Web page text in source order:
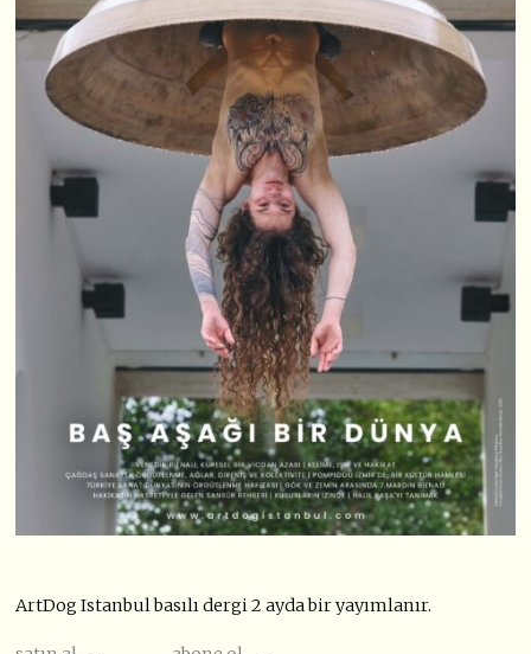
ArtDog Istanbul basılı dergi 2 ayda bir yayımlanır.